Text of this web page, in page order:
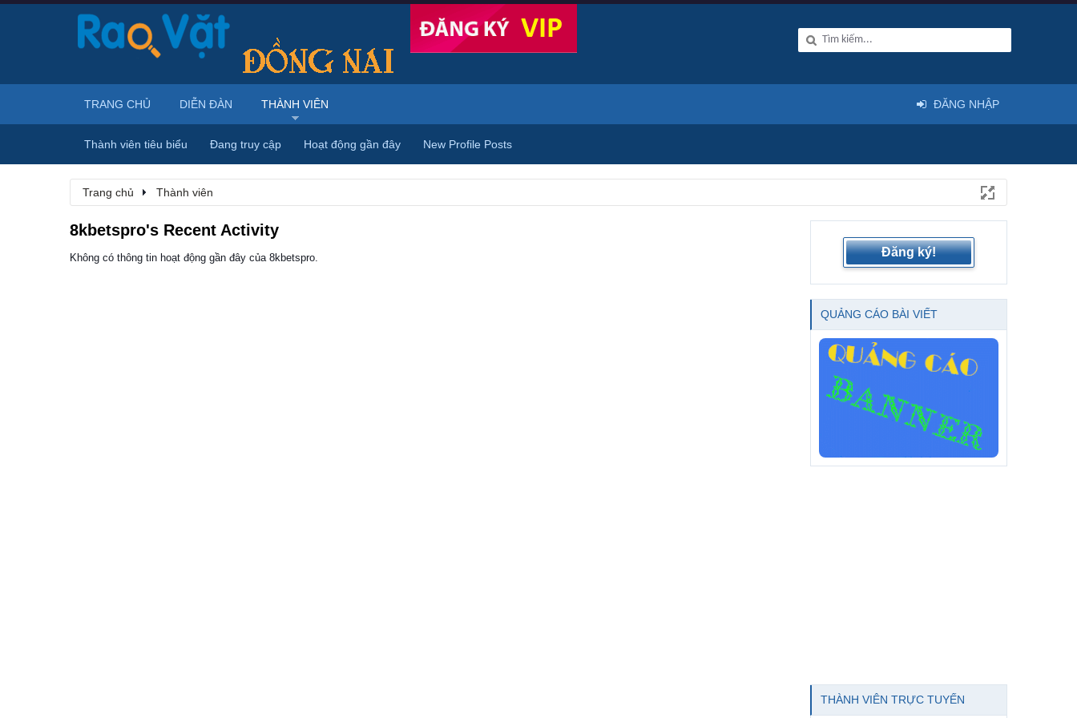
Trang chủ Thành viên
8kbetspro's Recent Activity
Không có thông tin hoạt động gần đây của 8kbetspro. Đăng ký!
QUẢNG CÁO BÀI VIẾT
THÀNH VIÊN TRỰC TUYẾN
TRANG CHỦ DIỄN ĐÀN THÀNH VIÊN
Thành viên tiêu biểu Đang truy cập Hoạt động gần đây New Profile Posts
ĐĂNG NHẬP